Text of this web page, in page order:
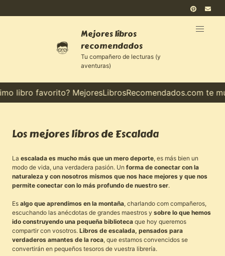
Mejores libros
recomendados
Tu compañero de lecturas (y
aventuras)
favorito? MejoresLibrosRecomendados.com te
Los mejores libros de Escalada
La escalada es mucho más que un mero deporte, es más bien un
modo de vida, una verdadera pasión. Un forma de conectar con la
naturaleza y con nosotros mismos que nos hace mejores y que nos
permite conectar con lo más profundo de nuestro ser.
Es algo que aprendimos en la montaña, charlando com compañeros,
escuchando las anécdotas de grandes maestros y sobre lo que hemos
ido construyendo una pequeña biblioteca que hoy queremos
compartir con vosotros. Libros de escalada, pensados para
verdaderos amantes de la roca, que estamos convencidos se
convertirán en pequeños tesoros de vuestra librería.